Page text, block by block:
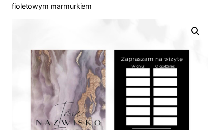
fioletowym marmurkiem